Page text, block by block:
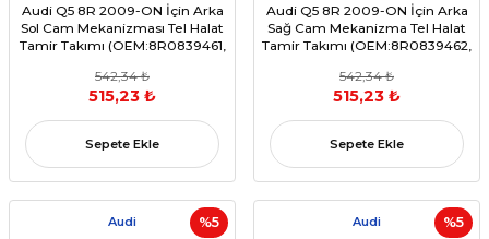
Audi Q5 8R 2009-ON İçin Arka
Sol Cam Mekanizması Tel Halat
Tamir Takımı (OEM:8R0839461,
8R0839461D)
542,34 ₺
515,23 ₺
Sepete Ekle
Audi Q5 8R 2009-ON İçin Arka
Sağ Cam Mekanizma Tel Halat
Tamir Takımı (OEM:8R0839462,
8R0839462D)
542,34 ₺
515,23 ₺
Sepete Ekle
%5
Audi %5
Audi